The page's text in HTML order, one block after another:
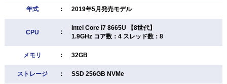
年式 ： 2019年5月発売モデル
CPU ：
Intel Core i7 8665U 【8世代】
1.9GHz コア数：4 スレッド数：8
メモリ ： 32GB
ストレージ ： SSD 256GB NVMe